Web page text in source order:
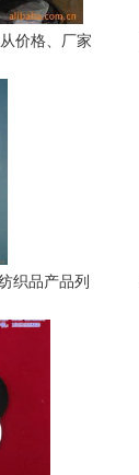
价格、厂家
织品产品列